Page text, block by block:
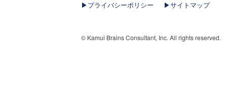
▶︎プライバシーポリシー ▶︎サイトマップ
© Kamui Brains Consultant, Inc. All rights reserved.